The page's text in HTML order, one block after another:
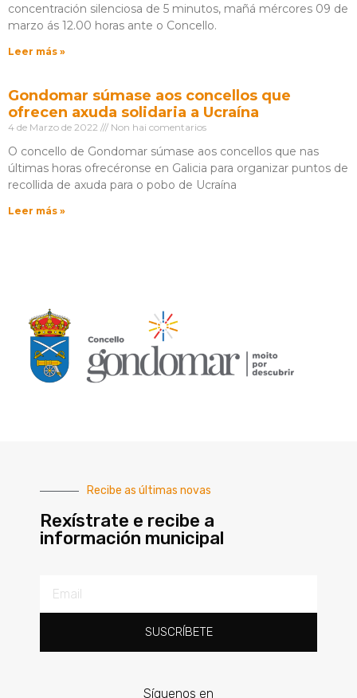
concentración silenciosa de 5 minutos, mañá mércores 09 de
marzo ás 12.00 horas ante o Concello.
Leer más »
Gondomar súmase aos concellos que
ofrecen axuda solidaria a Ucraína
4 de Marzo de 2022 Non hai comentarios
O concello de Gondomar súmase aos concellos que nas
últimas horas ofrecéronse en Galicia para organizar puntos de
recollida de axuda para o pobo de Ucraína
Leer más »
Recibe as últimas novas
Rexístrate e recibe a
información municipal
SUSCRÍBETE
Síguenos en